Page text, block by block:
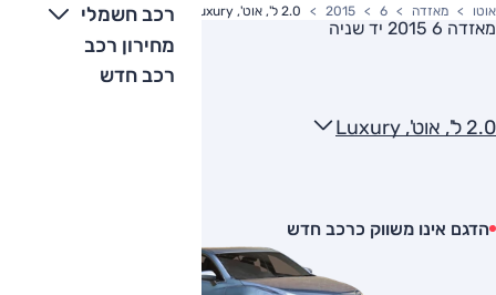
רכב חשמלי
מחירון רכב
רכב חדש
אוטו מאזדה 6
2015 2.0 ל', אוט', Luxury
מאזדה 6 2015 יד שניה
2.0 ל', אוט', Luxury
הדגם אינו משווק כרכב חדש